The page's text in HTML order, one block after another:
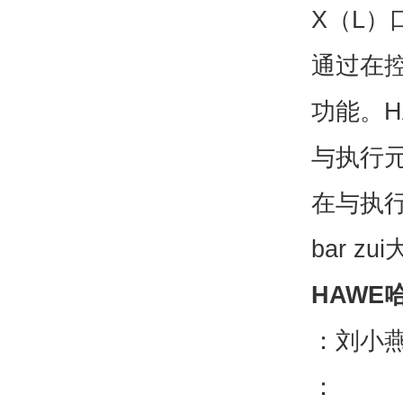
X（L）
通过在
功能。
与执行
在与执
bar zui
HAWE
：刘小
：